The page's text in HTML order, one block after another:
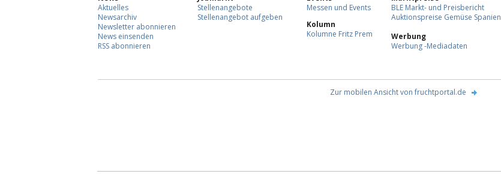
Aktuelles
Newsarchiv
Newsletter abonnieren
News einsenden
RSS abonnieren
Stellenangebote
Stellenangebot aufgeben
Messen und Events
Kolumn
Kolumne Fritz Prem
BLE Markt- und Preisbericht
Auktionspreise Gemüse Spanien
Werbung
Werbung -Mediadaten
Zur mobilen Ansicht von fruchtportal.de